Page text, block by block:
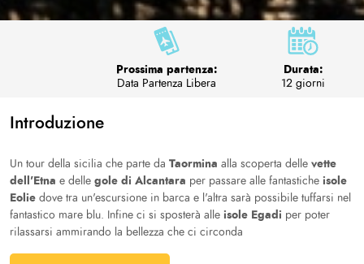
Prossima partenza:
Data Partenza Libera
Durata:
12 giorni
Introduzione
Un tour della sicilia che parte da Taormina alla scoperta delle vette
dell'Etna e delle gole di Alcantara per passare alle fantastiche isole
Eolie dove tra un'escursione in barca e l'altra sarà possibile tuffarsi nel
fantastico mare blu. Infine ci si sposterà alle isole Egadi per poter
rilassarsi ammirando la bellezza che ci circonda